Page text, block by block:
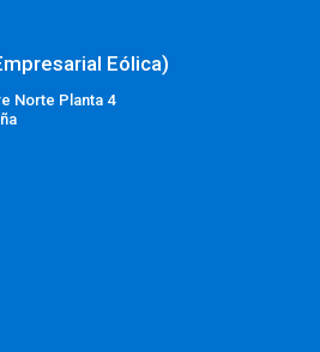
Eólica)
Norte Planta 4